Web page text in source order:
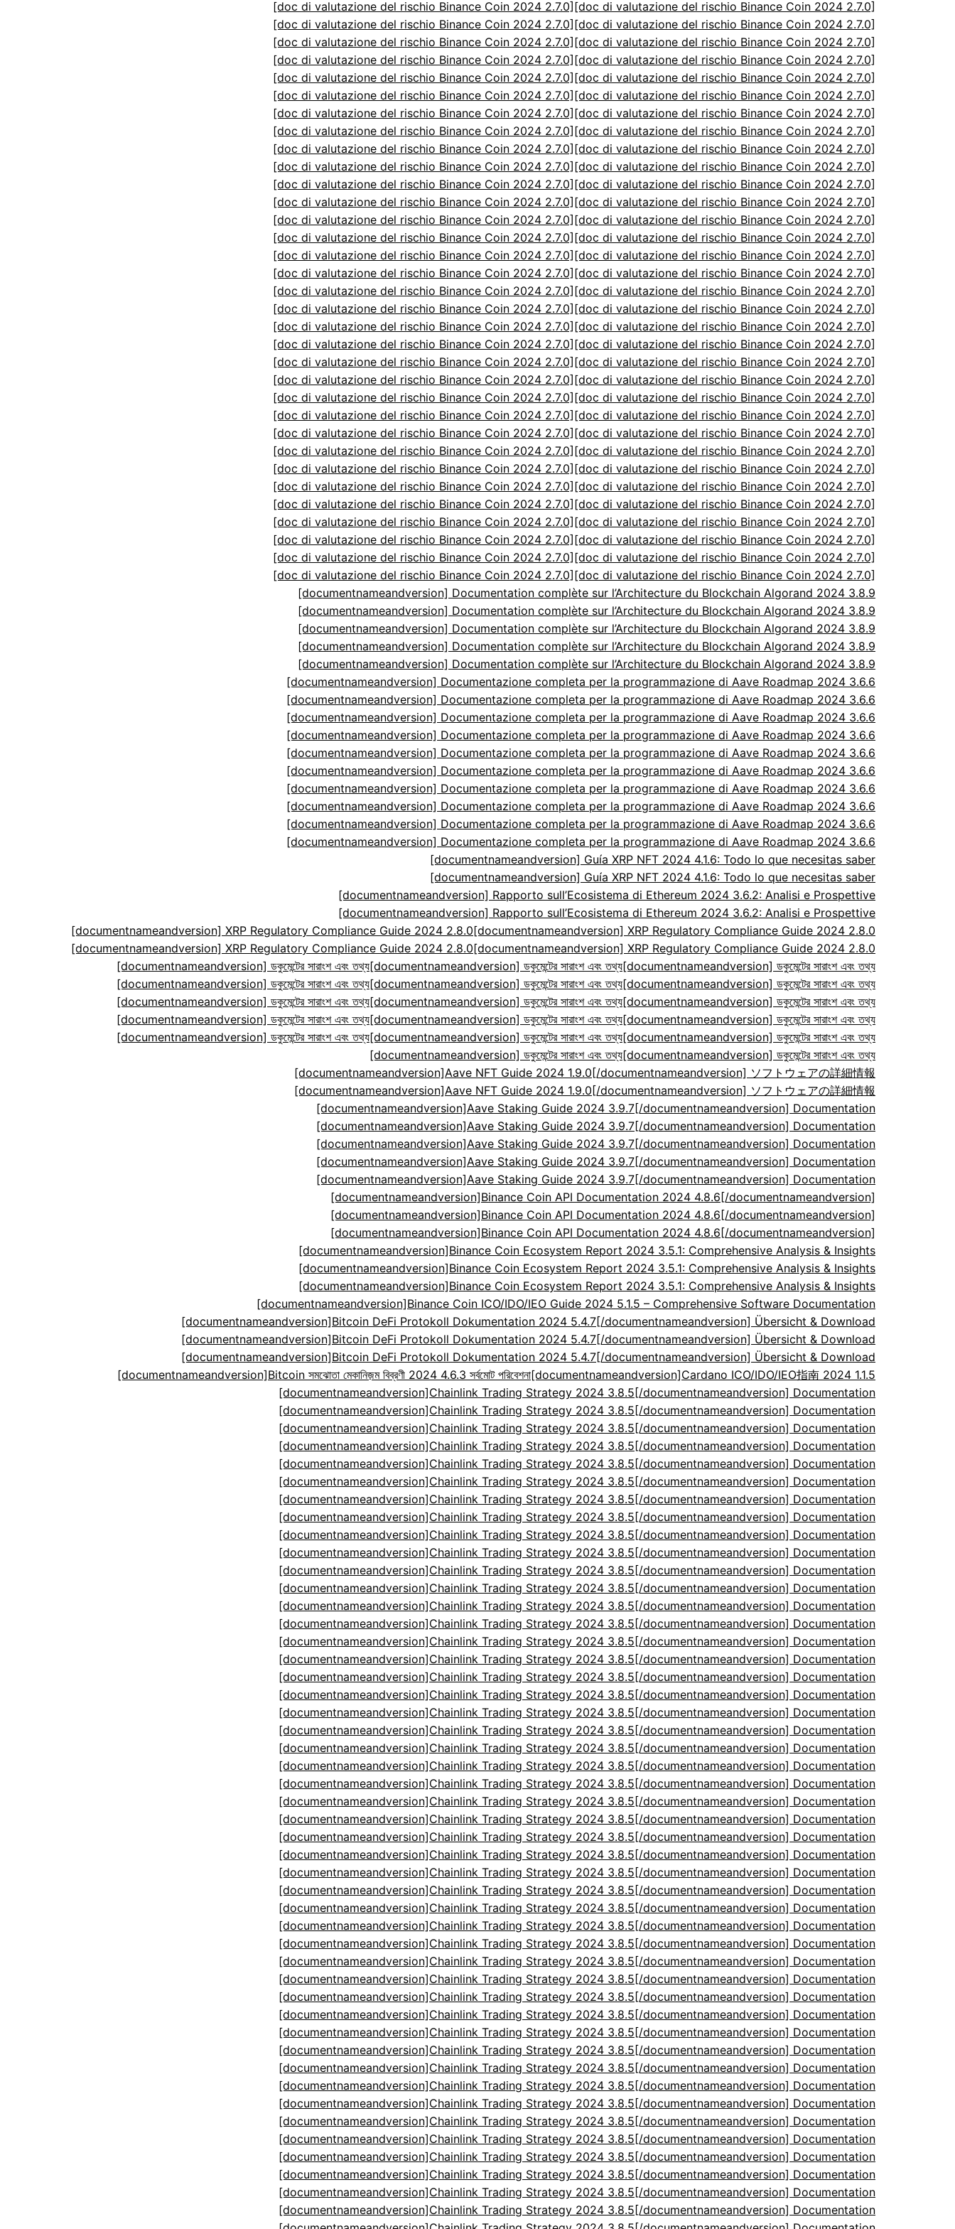
[doc di valutazione del rischio Binance Coin 2024 2.7.0] [doc di valutazione del rischio Binance Coin 2024 2.7.0]
[doc di valutazione del rischio Binance Coin 2024 2.7.0] [doc di valutazione del rischio Binance Coin 2024 2.7.0]
[doc di valutazione del rischio Binance Coin 2024 2.7.0] [doc di valutazione del rischio Binance Coin 2024 2.7.0]
[doc di valutazione del rischio Binance Coin 2024 2.7.0] [doc di valutazione del rischio Binance Coin 2024 2.7.0]
[doc di valutazione del rischio Binance Coin 2024 2.7.0] [doc di valutazione del rischio Binance Coin 2024 2.7.0]
[doc di valutazione del rischio Binance Coin 2024 2.7.0] [doc di valutazione del rischio Binance Coin 2024 2.7.0]
[doc di valutazione del rischio Binance Coin 2024 2.7.0] [doc di valutazione del rischio Binance Coin 2024 2.7.0]
[doc di valutazione del rischio Binance Coin 2024 2.7.0] [doc di valutazione del rischio Binance Coin 2024 2.7.0]
[doc di valutazione del rischio Binance Coin 2024 2.7.0] [doc di valutazione del rischio Binance Coin 2024 2.7.0]
[doc di valutazione del rischio Binance Coin 2024 2.7.0] [doc di valutazione del rischio Binance Coin 2024 2.7.0]
[doc di valutazione del rischio Binance Coin 2024 2.7.0] [doc di valutazione del rischio Binance Coin 2024 2.7.0]
[doc di valutazione del rischio Binance Coin 2024 2.7.0] [doc di valutazione del rischio Binance Coin 2024 2.7.0]
[doc di valutazione del rischio Binance Coin 2024 2.7.0] [doc di valutazione del rischio Binance Coin 2024 2.7.0]
[doc di valutazione del rischio Binance Coin 2024 2.7.0] [doc di valutazione del rischio Binance Coin 2024 2.7.0]
[doc di valutazione del rischio Binance Coin 2024 2.7.0] [doc di valutazione del rischio Binance Coin 2024 2.7.0]
[doc di valutazione del rischio Binance Coin 2024 2.7.0] [doc di valutazione del rischio Binance Coin 2024 2.7.0]
[doc di valutazione del rischio Binance Coin 2024 2.7.0] [doc di valutazione del rischio Binance Coin 2024 2.7.0]
[doc di valutazione del rischio Binance Coin 2024 2.7.0] [doc di valutazione del rischio Binance Coin 2024 2.7.0]
[doc di valutazione del rischio Binance Coin 2024 2.7.0] [doc di valutazione del rischio Binance Coin 2024 2.7.0]
[doc di valutazione del rischio Binance Coin 2024 2.7.0] [doc di valutazione del rischio Binance Coin 2024 2.7.0]
[doc di valutazione del rischio Binance Coin 2024 2.7.0] [doc di valutazione del rischio Binance Coin 2024 2.7.0]
[doc di valutazione del rischio Binance Coin 2024 2.7.0] [doc di valutazione del rischio Binance Coin 2024 2.7.0]
[doc di valutazione del rischio Binance Coin 2024 2.7.0] [doc di valutazione del rischio Binance Coin 2024 2.7.0]
[doc di valutazione del rischio Binance Coin 2024 2.7.0] [doc di valutazione del rischio Binance Coin 2024 2.7.0]
[doc di valutazione del rischio Binance Coin 2024 2.7.0] [doc di valutazione del rischio Binance Coin 2024 2.7.0]
[doc di valutazione del rischio Binance Coin 2024 2.7.0] [doc di valutazione del rischio Binance Coin 2024 2.7.0]
[doc di valutazione del rischio Binance Coin 2024 2.7.0] [doc di valutazione del rischio Binance Coin 2024 2.7.0]
[doc di valutazione del rischio Binance Coin 2024 2.7.0] [doc di valutazione del rischio Binance Coin 2024 2.7.0]
[doc di valutazione del rischio Binance Coin 2024 2.7.0] [doc di valutazione del rischio Binance Coin 2024 2.7.0]
[doc di valutazione del rischio Binance Coin 2024 2.7.0] [doc di valutazione del rischio Binance Coin 2024 2.7.0]
[doc di valutazione del rischio Binance Coin 2024 2.7.0] [doc di valutazione del rischio Binance Coin 2024 2.7.0]
[doc di valutazione del rischio Binance Coin 2024 2.7.0] [doc di valutazione del rischio Binance Coin 2024 2.7.0]
[doc di valutazione del rischio Binance Coin 2024 2.7.0] [doc di valutazione del rischio Binance Coin 2024 2.7.0]
[documentnameandversion] Documentation complète sur l’Architecture du Blockchain Algorand 2024 3.8.9
[documentnameandversion] Documentation complète sur l’Architecture du Blockchain Algorand 2024 3.8.9
[documentnameandversion] Documentation complète sur l’Architecture du Blockchain Algorand 2024 3.8.9
[documentnameandversion] Documentation complète sur l’Architecture du Blockchain Algorand 2024 3.8.9
[documentnameandversion] Documentation complète sur l’Architecture du Blockchain Algorand 2024 3.8.9
[documentnameandversion] Documentazione completa per la programmazione di Aave Roadmap 2024 3.6.6
[documentnameandversion] Documentazione completa per la programmazione di Aave Roadmap 2024 3.6.6
[documentnameandversion] Documentazione completa per la programmazione di Aave Roadmap 2024 3.6.6
[documentnameandversion] Documentazione completa per la programmazione di Aave Roadmap 2024 3.6.6
[documentnameandversion] Documentazione completa per la programmazione di Aave Roadmap 2024 3.6.6
[documentnameandversion] Documentazione completa per la programmazione di Aave Roadmap 2024 3.6.6
[documentnameandversion] Documentazione completa per la programmazione di Aave Roadmap 2024 3.6.6
[documentnameandversion] Documentazione completa per la programmazione di Aave Roadmap 2024 3.6.6
[documentnameandversion] Documentazione completa per la programmazione di Aave Roadmap 2024 3.6.6
[documentnameandversion] Documentazione completa per la programmazione di Aave Roadmap 2024 3.6.6
[documentnameandversion] Guía XRP NFT 2024 4.1.6: Todo lo que necesitas saber
[documentnameandversion] Guía XRP NFT 2024 4.1.6: Todo lo que necesitas saber
[documentnameandversion] Rapporto sull’Ecosistema di Ethereum 2024 3.6.2: Analisi e Prospettive
[documentnameandversion] Rapporto sull’Ecosistema di Ethereum 2024 3.6.2: Analisi e Prospettive
[documentnameandversion] XRP Regulatory Compliance Guide 2024 2.8.0[documentnameandversion] XRP Regulatory Compliance Guide 2024 2.8.0
[documentnameandversion] XRP Regulatory Compliance Guide 2024 2.8.0[documentnameandversion] XRP Regulatory Compliance Guide 2024 2.8.0
[documentnameandversion] ডকুমেন্টের সারাংশ এবং তথ্য[documentnameandversion] ডকুমেন্টের সারাংশ এবং তথ্য[documentnameandversion] ডকুমেন্টের সারাংশ এবং তথ্য
[documentnameandversion] ডকুমেন্টের সারাংশ এবং তথ্য[documentnameandversion] ডকুমেন্টের সারাংশ এবং তথ্য[documentnameandversion] ডকুমেন্টের সারাংশ এবং তথ্য
[documentnameandversion] ডকুমেন্টের সারাংশ এবং তথ্য[documentnameandversion] ডকুমেন্টের সারাংশ এবং তথ্য[documentnameandversion] ডকুমেন্টের সারাংশ এবং তথ্য
[documentnameandversion] ডকুমেন্টের সারাংশ এবং তথ্য[documentnameandversion] ডকুমেন্টের সারাংশ এবং তথ্য[documentnameandversion] ডকুমেন্টের সারাংশ এবং তথ্য
[documentnameandversion] ডকুমেন্টের সারাংশ এবং তথ্য[documentnameandversion] ডকুমেন্টের সারাংশ এবং তথ্য[documentnameandversion] ডকুমেন্টের সারাংশ এবং তথ্য
[documentnameandversion] ডকুমেন্টের সারাংশ এবং তথ্য[documentnameandversion] ডকুমেন্টের সারাংশ এবং তথ্য
[documentnameandversion]Aave NFT Guide 2024 1.9.0[/documentnameandversion] ソフトウェアの詳細情報
[documentnameandversion]Aave NFT Guide 2024 1.9.0[/documentnameandversion] ソフトウェアの詳細情報
[documentnameandversion]Aave Staking Guide 2024 3.9.7[/documentnameandversion] Documentation
[documentnameandversion]Aave Staking Guide 2024 3.9.7[/documentnameandversion] Documentation
[documentnameandversion]Aave Staking Guide 2024 3.9.7[/documentnameandversion] Documentation
[documentnameandversion]Aave Staking Guide 2024 3.9.7[/documentnameandversion] Documentation
[documentnameandversion]Aave Staking Guide 2024 3.9.7[/documentnameandversion] Documentation
[documentnameandversion]Binance Coin API Documentation 2024 4.8.6[/documentnameandversion]
[documentnameandversion]Binance Coin API Documentation 2024 4.8.6[/documentnameandversion]
[documentnameandversion]Binance Coin API Documentation 2024 4.8.6[/documentnameandversion]
[documentnameandversion]Binance Coin Ecosystem Report 2024 3.5.1: Comprehensive Analysis & Insights
[documentnameandversion]Binance Coin Ecosystem Report 2024 3.5.1: Comprehensive Analysis & Insights
[documentnameandversion]Binance Coin Ecosystem Report 2024 3.5.1: Comprehensive Analysis & Insights
[documentnameandversion]Binance Coin ICO/IDO/IEO Guide 2024 5.1.5 – Comprehensive Software Documentation
[documentnameandversion]Bitcoin DeFi Protokoll Dokumentation 2024 5.4.7[/documentnameandversion] Übersicht & Download
[documentnameandversion]Bitcoin DeFi Protokoll Dokumentation 2024 5.4.7[/documentnameandversion] Übersicht & Download
[documentnameandversion]Bitcoin DeFi Protokoll Dokumentation 2024 5.4.7[/documentnameandversion] Übersicht & Download
[documentnameandversion]Bitcoin সমঝোতা মেকানিজ়ম বিব্রণী 2024 4.6.3 সর্বমোট পরিবেশনা[documentnameandversion]Cardano ICO/IDO/IEO指南 2024 1.1.5
[documentnameandversion]Chainlink Trading Strategy 2024 3.8.5[/documentnameandversion] Documentation
[documentnameandversion]Chainlink Trading Strategy 2024 3.8.5[/documentnameandversion] Documentation
[documentnameandversion]Chainlink Trading Strategy 2024 3.8.5[/documentnameandversion] Documentation
[documentnameandversion]Chainlink Trading Strategy 2024 3.8.5[/documentnameandversion] Documentation
[documentnameandversion]Chainlink Trading Strategy 2024 3.8.5[/documentnameandversion] Documentation
[documentnameandversion]Chainlink Trading Strategy 2024 3.8.5[/documentnameandversion] Documentation
[documentnameandversion]Chainlink Trading Strategy 2024 3.8.5[/documentnameandversion] Documentation
[documentnameandversion]Chainlink Trading Strategy 2024 3.8.5[/documentnameandversion] Documentation
[documentnameandversion]Chainlink Trading Strategy 2024 3.8.5[/documentnameandversion] Documentation
[documentnameandversion]Chainlink Trading Strategy 2024 3.8.5[/documentnameandversion] Documentation
[documentnameandversion]Chainlink Trading Strategy 2024 3.8.5[/documentnameandversion] Documentation
[documentnameandversion]Chainlink Trading Strategy 2024 3.8.5[/documentnameandversion] Documentation
[documentnameandversion]Chainlink Trading Strategy 2024 3.8.5[/documentnameandversion] Documentation
[documentnameandversion]Chainlink Trading Strategy 2024 3.8.5[/documentnameandversion] Documentation
[documentnameandversion]Chainlink Trading Strategy 2024 3.8.5[/documentnameandversion] Documentation
[documentnameandversion]Chainlink Trading Strategy 2024 3.8.5[/documentnameandversion] Documentation
[documentnameandversion]Chainlink Trading Strategy 2024 3.8.5[/documentnameandversion] Documentation
[documentnameandversion]Chainlink Trading Strategy 2024 3.8.5[/documentnameandversion] Documentation
[documentnameandversion]Chainlink Trading Strategy 2024 3.8.5[/documentnameandversion] Documentation
[documentnameandversion]Chainlink Trading Strategy 2024 3.8.5[/documentnameandversion] Documentation
[documentnameandversion]Chainlink Trading Strategy 2024 3.8.5[/documentnameandversion] Documentation
[documentnameandversion]Chainlink Trading Strategy 2024 3.8.5[/documentnameandversion] Documentation
[documentnameandversion]Chainlink Trading Strategy 2024 3.8.5[/documentnameandversion] Documentation
[documentnameandversion]Chainlink Trading Strategy 2024 3.8.5[/documentnameandversion] Documentation
[documentnameandversion]Chainlink Trading Strategy 2024 3.8.5[/documentnameandversion] Documentation
[documentnameandversion]Chainlink Trading Strategy 2024 3.8.5[/documentnameandversion] Documentation
[documentnameandversion]Chainlink Trading Strategy 2024 3.8.5[/documentnameandversion] Documentation
[documentnameandversion]Chainlink Trading Strategy 2024 3.8.5[/documentnameandversion] Documentation
[documentnameandversion]Chainlink Trading Strategy 2024 3.8.5[/documentnameandversion] Documentation
[documentnameandversion]Chainlink Trading Strategy 2024 3.8.5[/documentnameandversion] Documentation
[documentnameandversion]Chainlink Trading Strategy 2024 3.8.5[/documentnameandversion] Documentation
[documentnameandversion]Chainlink Trading Strategy 2024 3.8.5[/documentnameandversion] Documentation
[documentnameandversion]Chainlink Trading Strategy 2024 3.8.5[/documentnameandversion] Documentation
[documentnameandversion]Chainlink Trading Strategy 2024 3.8.5[/documentnameandversion] Documentation
[documentnameandversion]Chainlink Trading Strategy 2024 3.8.5[/documentnameandversion] Documentation
[documentnameandversion]Chainlink Trading Strategy 2024 3.8.5[/documentnameandversion] Documentation
[documentnameandversion]Chainlink Trading Strategy 2024 3.8.5[/documentnameandversion] Documentation
[documentnameandversion]Chainlink Trading Strategy 2024 3.8.5[/documentnameandversion] Documentation
[documentnameandversion]Chainlink Trading Strategy 2024 3.8.5[/documentnameandversion] Documentation
[documentnameandversion]Chainlink Trading Strategy 2024 3.8.5[/documentnameandversion] Documentation
[documentnameandversion]Chainlink Trading Strategy 2024 3.8.5[/documentnameandversion] Documentation
[documentnameandversion]Chainlink Trading Strategy 2024 3.8.5[/documentnameandversion] Documentation
[documentnameandversion]Chainlink Trading Strategy 2024 3.8.5[/documentnameandversion] Documentation
[documentnameandversion]Chainlink Trading Strategy 2024 3.8.5[/documentnameandversion] Documentation
[documentnameandversion]Chainlink Trading Strategy 2024 3.8.5[/documentnameandversion] Documentation
[documentnameandversion]Chainlink Trading Strategy 2024 3.8.5[/documentnameandversion] Documentation
[documentnameandversion]Chainlink Trading Strategy 2024 3.8.5[/documentnameandversion] Documentation